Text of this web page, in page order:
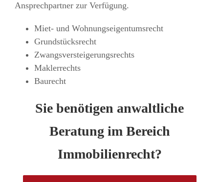
Ansprechpartner zur Verfügung.
Miet- und Wohnungseigentumsrecht
Grundstücksrecht
Zwangsversteigerungsrechts
Maklerrechts
Baurecht
Sie benötigen anwaltliche
Beratung im Bereich
Immobilienrecht?